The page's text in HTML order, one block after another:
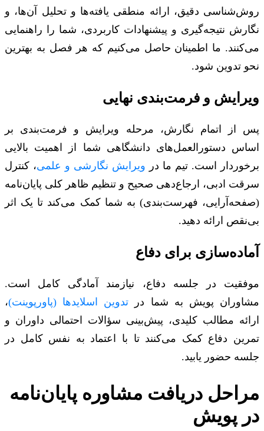
روش‌شناسی دقیق، ارائه منطقی یافته‌ها و تحلیل آن‌ها، و
نگارش نتیجه‌گیری و پیشنهادات کاربردی، شما را راهنمایی
می‌کنند. ما اطمینان حاصل می‌کنیم که هر فصل به بهترین
نحو تدوین شود.
ویرایش و فرمت‌بندی نهایی
پس از اتمام نگارش، مرحله ویرایش و فرمت‌بندی بر
اساس دستورالعمل‌های دانشگاهی شما از اهمیت بالایی
برخوردار است. تیم ما در ویرایش نگارشی و علمی، کنترل
سرقت ادبی، ارجاع‌دهی صحیح و تنظیم ظاهر کلی پایان‌نامه
(صفحه‌آرایی، فهرست‌بندی) به شما کمک می‌کند تا یک اثر
بی‌نقص ارائه دهید.
آماده‌سازی برای دفاع
موفقیت در جلسه دفاع، نیازمند آمادگی کامل است.
مشاوران پویش به شما در تدوین اسلایدها (پاورپوینت)،
ارائه مطالب کلیدی، پیش‌بینی سؤالات احتمالی داوران و
تمرین دفاع کمک می‌کنند تا با اعتماد به نفس کامل در
جلسه حضور یابید.
مراحل دریافت مشاوره پایان‌نامه
در پویش